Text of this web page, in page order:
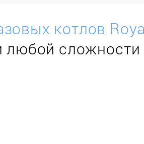
котлов
любой сложности